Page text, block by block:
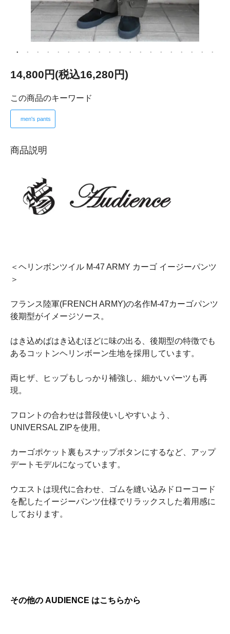
14,800円(税込16,280円)
この商品のキーワード
men's pants
商品説明
＜ヘリンボンツイル M-47 ARMY カーゴ イージーパンツ
＞
フランス陸軍(FRENCH ARMY)の名作M-47カーゴパンツ
後期型がイメージソース。
はき込めばはき込むほどに味の出る、後期型の特徴でも
あるコットンヘリンボーン生地を採用しています。
両ヒザ、ヒップもしっかり補強し、細かいパーツも再
現。
フロントの合わせは普段使いしやすいよう、
UNIVERSAL ZIPを使用。
カーゴポケット裏もスナップボタンにするなど、アップ
デートモデルになっています。
ウエストは現代に合わせ、ゴムを縫い込みドローコード
を配したイージーパンツ仕様でリラックスした着用感に
しております。
その他の AUDIENCE はこちらから